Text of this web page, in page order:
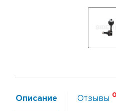
Описание Отзывы